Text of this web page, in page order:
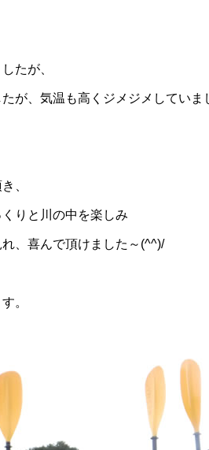
たが、
が、気温も高くジメジメしていま
、
りと川の中を楽しみ
、喜んで頂けました～(^^)/
。